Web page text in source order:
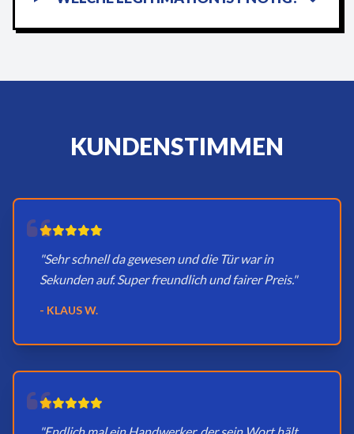
KUNDENSTIMMEN
"Sehr schnell da gewesen und die Tür war in
Sekunden auf. Super freundlich und fairer Preis."
- KLAUS W.